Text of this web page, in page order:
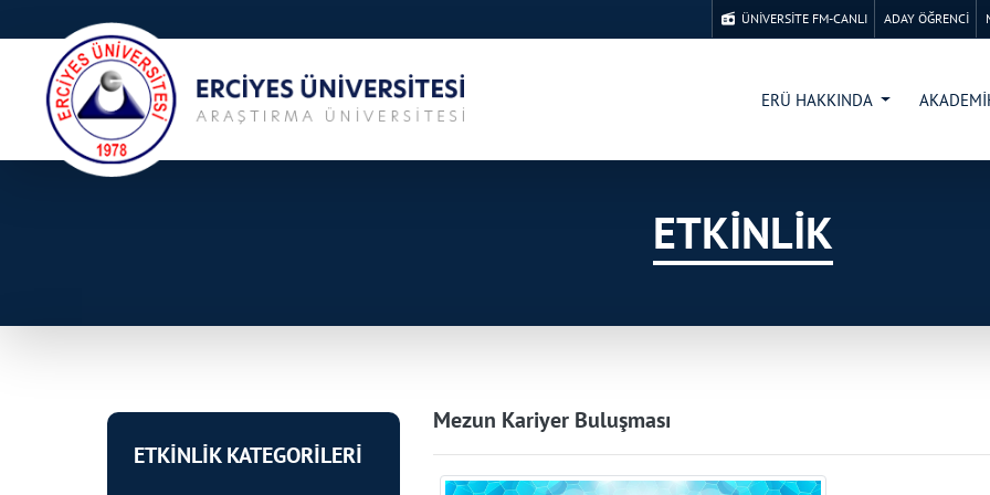
ÜNİVERSİTE FM-CANLI ADAY ÖĞRENCİ
ERÜ HAKKINDA
ETKİNLİK
ETKİNLİK KATEGORİLERİ
Mezun Kariyer Buluşması